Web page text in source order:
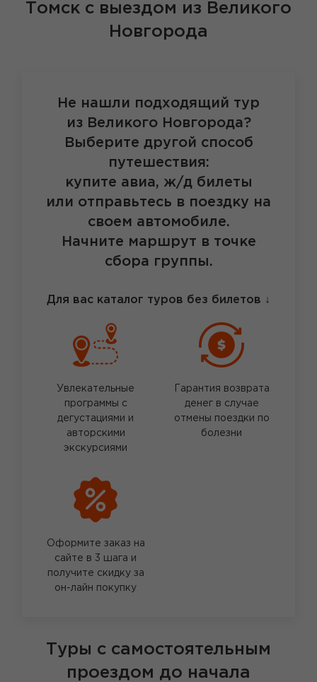
Томск с выездом из Великого
Новгорода
Не нашли подходящий тур
из Великого Новгорода?
Выберите другой способ
путешествия:
купите авиа, ж/д билеты
или отправьтесь в поездку на
своем автомобиле.
Начните маршрут в точке
сбора группы.
Для вас каталог туров без билетов ↓
Увлекательные
программы с
дегустациями и
авторскими
экскурсиями
Гарантия возврата
денег в случае
отмены поездки по
болезни
Оформите заказ на
сайте в 3 шага и
получите скидку за
он-лайн покупку
Туры с самостоятельным
проездом до начала